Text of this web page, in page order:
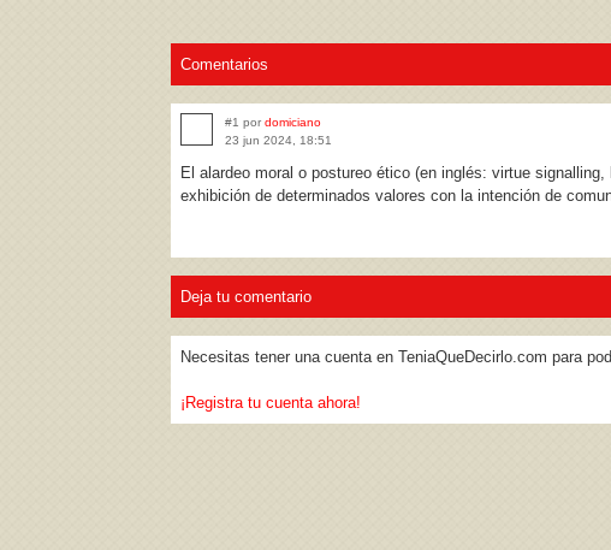
Comentarios
#1 por domiciano
23 jun 2024, 18:51
El alardeo moral o postureo ético (en inglés: virtue
exhibición de determinados valores con la intención de
Deja tu comentario
Necesitas tener una cuenta en TeniaQueDecirlo.com para
¡Registra tu cuenta ahora!